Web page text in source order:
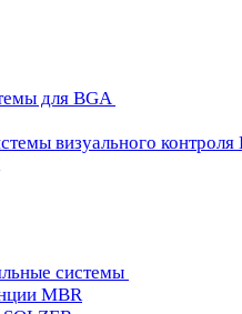
для BGA
визуального контроля
системы
MBR